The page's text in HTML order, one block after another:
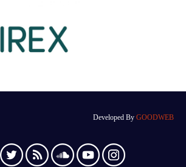
Developed By GOODWEB